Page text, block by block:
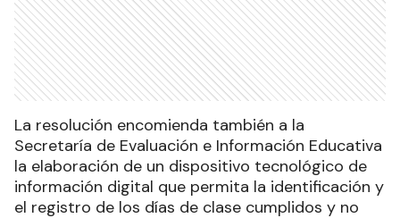
La resolución encomienda también a la
Secretaría de Evaluación e Información Educativa
la elaboración de un dispositivo tecnológico de
información digital que permita la identificación y
el registro de los días de clase cumplidos y no